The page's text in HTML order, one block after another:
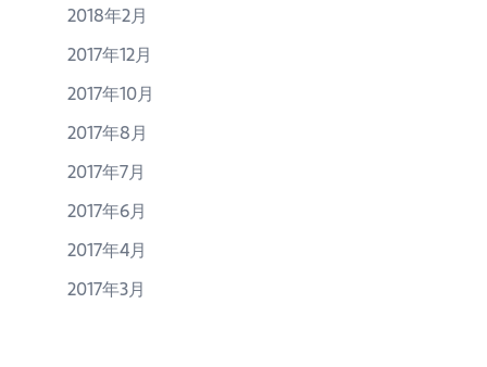
2018年2月
2017年12月
2017年10月
2017年8月
2017年7月
2017年6月
2017年4月
2017年3月